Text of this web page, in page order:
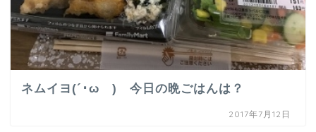
ネムイヨ(´･ωゞ) 今日の晩ごはんは？
2017年7月12日